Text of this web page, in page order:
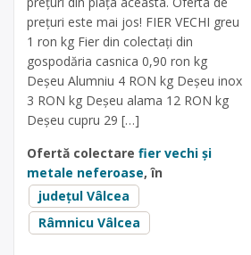
prețuri este mai jos! FIER VECHI greu
1 ron kg Fier din colectați din
gospodăria casnica 0,90 ron kg
Deșeu Alumniu 4 RON kg Deșeu inox
3 RON kg Deșeu alama 12 RON kg
Deșeu cupru 29 […]
Ofertă colectare fier vechi și
metale neferoase, în
județul Vâlcea
Râmnicu Vâlcea